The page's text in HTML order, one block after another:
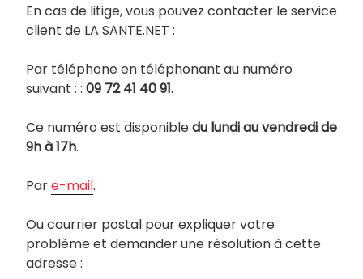
En cas de litige, vous pouvez contacter le service
client de LA SANTE.NET :
Par téléphone en téléphonant au numéro
suivant : : 09 72 41 40 91.
Ce numéro est disponibledu lundi au vendredi de
9h à 17h.
Pare-mail.
Ou courrier postal pour expliquer votre
problème et demander une résolution à cette
adresse :